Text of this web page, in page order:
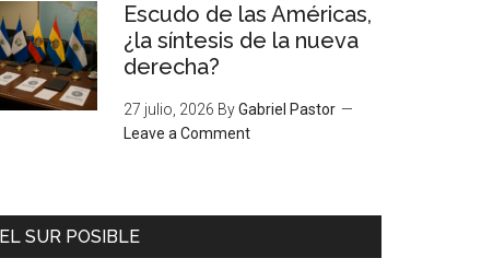
Escudo de las Américas,
¿la síntesis de la nueva
derecha?
27 julio, 2026 ByGabriel Pastor
Leave a Comment
EL SUR POSIBLE